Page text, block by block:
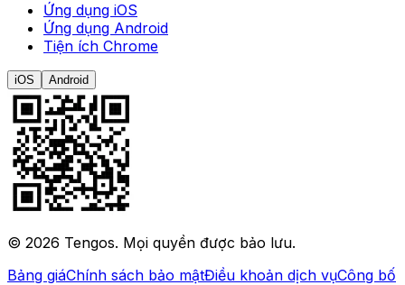
Ứng dụng iOS
Ứng dụng Android
Tiện ích Chrome
iOS Android
© 2026 Tengos. Mọi quyền được bảo lưu.
Bảng giáChính sách bảo mậtĐiều khoản dịch vụCông bố